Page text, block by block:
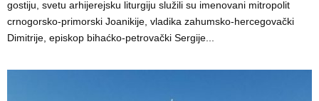
gostiju, svetu arhijerejsku liturgiju služili su imenovani mitropolit
crnogorsko-primorski Joanikije, vladika zahumsko-hercegovački
Dimitrije, episkop bihaćko-petrovački Sergije...